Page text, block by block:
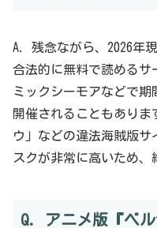
A. 残念ながら、2026年
合法的に無料で読める
ミックシーモアなどで
開催されることもあり
ウ」などの違法海賊版サ
スクが非常に高いため、
Q. アニメ版『ベ